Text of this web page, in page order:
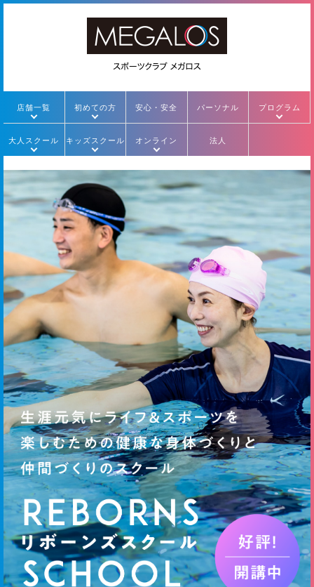
店舗一覧 初めての方 安心・安全 パーソナル プログラム
大人スクール キッズスクール オンライン 法人